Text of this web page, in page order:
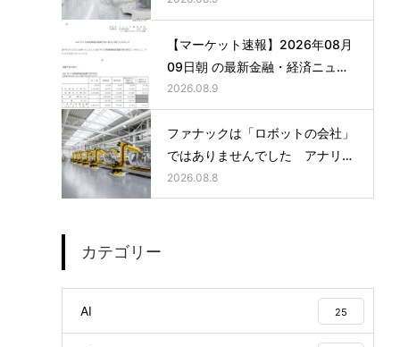
超えた日
【マーケット速報】2026年08月
09日朝 の最新金融・経済ニュー
ス
2026.08.9
ファナックは「ロボットの会社」
ではありませんでした アナリス
トレポートが書かない、営業利益
率23%の正体
2026.08.8
カテゴリー
AI 25